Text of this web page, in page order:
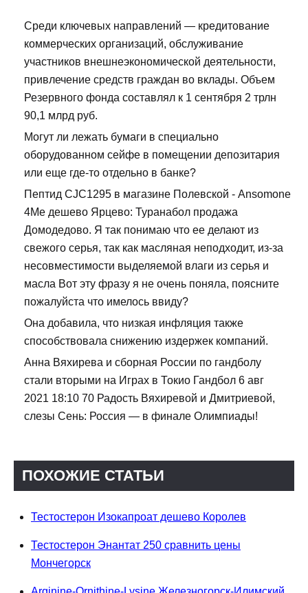
Среди ключевых направлений — кредитование
коммерческих организаций, обслуживание
участников внешнеэкономической деятельности,
привлечение средств граждан во вклады. Объем
Резервного фонда составлял к 1 сентября 2 трлн
90,1 млрд руб.
Могут ли лежать бумаги в специально
оборудованном сейфе в помещении депозитария
или еще где-то отдельно в банке?
Пептид CJC1295 в магазине Полевской - Ansomone
4Me дешево Ярцево: Туранабол продажа
Домодедово. Я так понимаю что ее делают из
свежого серья, так как масляная неподходит, из-за
несовместимости выделяемой влаги из серья и
масла Вот эту фразу я не очень поняла, поясните
пожалуйста что имелось ввиду?
Она добавила, что низкая инфляция также
способствовала снижению издержек компаний.
Анна Вяхирева и сборная России по гандболу
стали вторыми на Играх в Токио Гандбол 6 авг
2021 18:10 70 Радость Вяхиревой и Дмитриевой,
слезы Сень: Россия — в финале Олимпиады!
ПОХОЖИЕ СТАТЬИ
Тестостерон Изокапроат дешево Королев
Тестостерон Энантат 250 сравнить цены
Мончегорск